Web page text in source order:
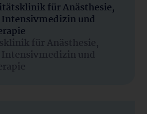
für Anästhesie,
und
für Anästhesie,
und